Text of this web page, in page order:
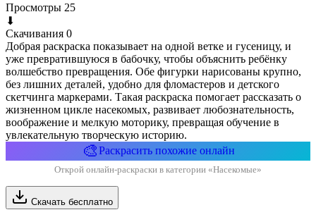
Просмотры 25
⬇
Скачивания 0
Добрая раскраска показывает на одной ветке и гусеницу, и
уже превратившуюся в бабочку, чтобы объяснить ребёнку
волшебство превращения. Обе фигурки нарисованы крупно,
без лишних деталей, удобно для фломастеров и детского
скетчинга маркерами. Такая раскраска помогает рассказать о
жизненном цикле насекомых, развивает любознательность,
воображение и мелкую моторику, превращая обучение в
увлекательную творческую историю.
🎨Раскрасить похожие онлайн
Открой онлайн-раскраски в категории «Насекомые»
Скачать бесплатно